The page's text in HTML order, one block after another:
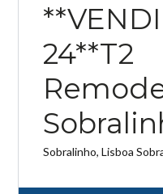
Username
Password
24**T2
Sobralinho, Lisboa